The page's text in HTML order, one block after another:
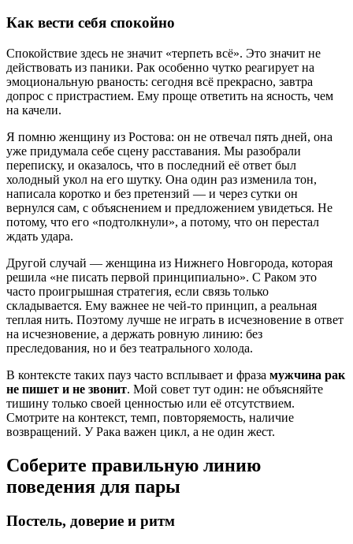
Как вести себя спокойно
Спокойствие здесь не значит «терпеть всё». Это значит не
действовать из паники. Рак особенно чутко реагирует на
эмоциональную рваность: сегодня всё прекрасно, завтра
допрос с пристрастием. Ему проще ответить на ясность, чем
на качели.
Я помню женщину из Ростова: он не отвечал пять дней, она
уже придумала себе сцену расставания. Мы разобрали
переписку, и оказалось, что в последний её ответ был
холодный укол на его шутку. Она один раз изменила тон,
написала коротко и без претензий — и через сутки он
вернулся сам, с объяснением и предложением увидеться. Не
потому, что его «подтолкнули», а потому, что он перестал
ждать удара.
Другой случай — женщина из Нижнего Новгорода, которая
решила «не писать первой принципиально». С Раком это
часто проигрышная стратегия, если связь только
складывается. Ему важнее не чей-то принцип, а реальная
теплая нить. Поэтому лучше не играть в исчезновение в ответ
на исчезновение, а держать ровную линию: без
преследования, но и без театрального холода.
В контексте таких пауз часто всплывает и фраза мужчина рак
не пишет и не звонит. Мой совет тут один: не объясняйте
тишину только своей ценностью или её отсутствием.
Смотрите на контекст, темп, повторяемость, наличие
возвращений. У Рака важен цикл, а не один жест.
Соберите правильную линию
поведения для пары
Постель, доверие и ритм